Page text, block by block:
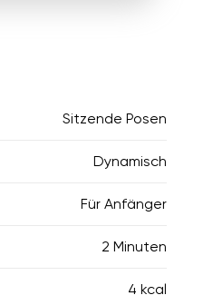
Sitzende Posen
Dynamisch
Für Anfänger
2 Minuten
4 kcal